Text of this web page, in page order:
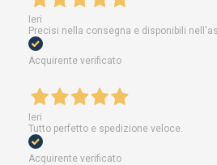
Ieri
Precisi nella consegna e disponibili
Acquirente verificato
Ieri
Tutto perfetto e spedizione veloce.
Acquirente verificato